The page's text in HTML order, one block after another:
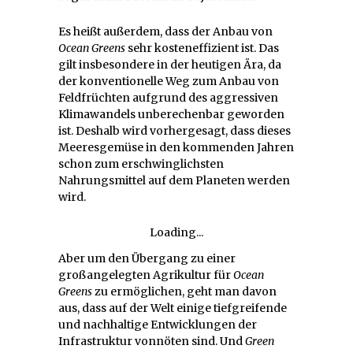
Es heißt außerdem, dass der Anbau von
Ocean Greens sehr kosteneffizient ist. Das
gilt insbesondere in der heutigen Ära, da
der konventionelle Weg zum Anbau von
Feldfrüchten aufgrund des aggressiven
Klimawandels unberechenbar geworden
ist. Deshalb wird vorhergesagt, dass dieses
Meeresgemüse in den kommenden Jahren
schon zum erschwinglichsten
Nahrungsmittel auf dem Planeten werden
wird.
Loading...
Aber um den Übergang zu einer
großangelegten Agrikultur fürOcean
Greenszu ermöglichen, geht man davon
aus, dass auf der Welt einige tiefgreifende
und nachhaltige Entwicklungen der
Infrastruktur vonnöten sind. UndGreen